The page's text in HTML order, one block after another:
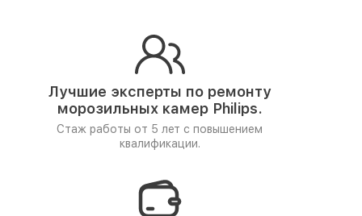
Лучшие эксперты по ремонту
морозильных камер Philips.
Стаж работы от 5 лет с повышением
квалификации.